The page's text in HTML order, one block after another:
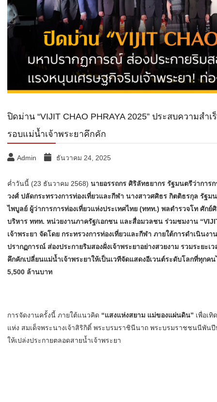
ปิดม่าน “VIJIT CHAO PHRAYA 2025” ประสบความส
รอบแม่น้ำเจ้าพระยาคึกคัก
Admin ธันวาคม 24, 2025
ค่ำวันนี้ (23 ธันวาคม 2568) นายอรรถกร ศิริลัทธยากร รัฐมนตรีว่าการ
วงศ์ ปลัดกระทรวงการท่องเที่ยวและกีฬา นางสาวศศิธร กิตติธรกุล รัฐ
ไพบูลย์ ผู้ว่าการการท่องเที่ยวแห่งประเทศไทย (ททท.) พลตำรวจโท ศั
บริหาร ททท. หน่วยงานภาครัฐ/เอกชน และสื่อมวลชน ร่วมชมงาน
เจ้าพระยา จัดโดย กระทรวงการท่องเที่ยวและกีฬา ภายใต้การดำเนินง
ปรากฏการณ์ ส่องประกายริมสองฝั่งเจ้าพระยาอย่างสวยงาม รวมระยะ
คึกคักเปลี่ยนแม่น้ำเจ้าพระยาให้เป็นเวทีจัดแสดงอีเวนต์ระดับโลกที่ทุกค
5,500 ล้านบาท
การจัดงานครั้งนี้ ภายใต้แนวคิด “แสงแห่งสยาม แม่ของแผ่นดิน” เพื่อเ
แห่ง สมเด็จพระนางเจ้าสิริกิติ์ พระบรมราชินีนาถ พระบรมราชชนนีพัน
ให้เปล่งประกายตลอดสายน้ำเจ้าพระยา